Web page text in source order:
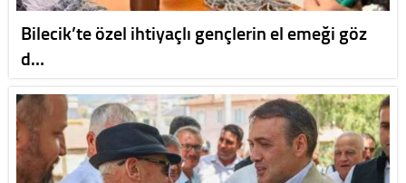
Bilecik’te özel ihtiyaçlı gençlerin el emeği göz
d…